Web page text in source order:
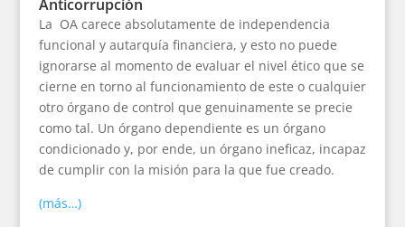
Anticorrupción
La OA carece absolutamente de independencia
funcional y autarquía financiera, y esto no puede
ignorarse al momento de evaluar el nivel ético que se
cierne en torno al funcionamiento de este o cualquier
otro órgano de control que genuinamente se precie
como tal. Un órgano dependiente es un órgano
condicionado y, por ende, un órgano ineficaz, incapaz
de cumplir con la misión para la que fue creado.
(más…)